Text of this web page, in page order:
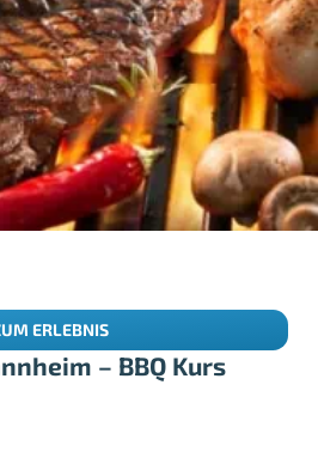
– BBQ Kurs
ERLEBNIS